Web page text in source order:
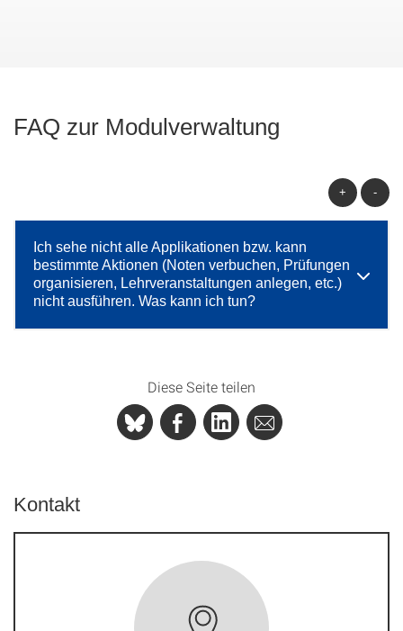
FAQ zur Modulverwaltung
+ -
Ich sehe nicht alle Applikationen bzw. kann
bestimmte Aktionen (Noten verbuchen, Prüfungen
organisieren, Lehrveranstaltungen anlegen, etc.)
nicht ausführen. Was kann ich tun?
Diese Seite teilen
Kontakt